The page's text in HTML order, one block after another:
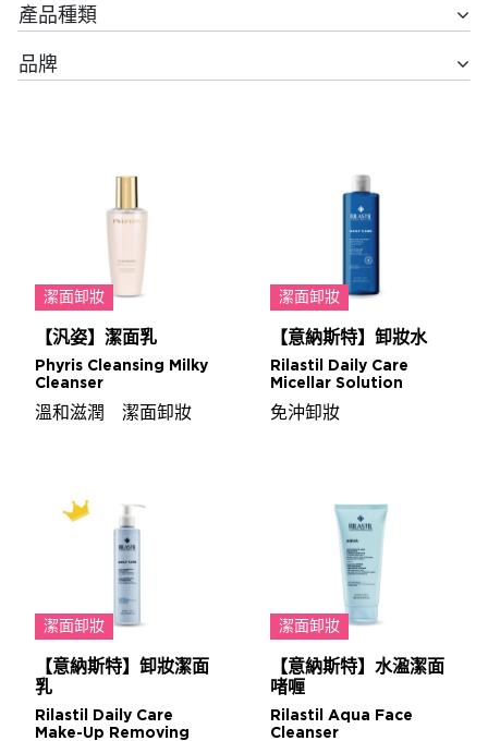
產品種類
品牌
潔面卸妝
【汎姿】潔面乳
Phyris Cleansing Milky
Cleanser
溫和滋潤 潔面卸妝
潔面卸妝
【意納斯特】卸妝水
Rilastil Daily Care
Micellar Solution
免沖卸妝
潔面卸妝
【意納斯特】卸妝潔面
乳
Rilastil Daily Care
Make-Up Removing
潔面卸妝
【意納斯特】水溋潔面
啫喱
Rilastil Aqua Face
Cleanser